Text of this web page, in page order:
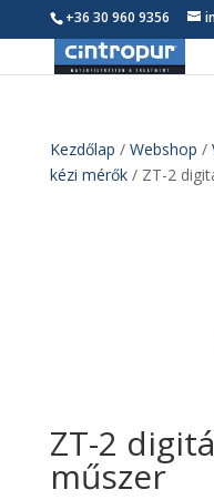
+36 30 960 9356
Kezdőlap / Webshop /
kézi mérők/ ZT-2
ZT-2
műszer